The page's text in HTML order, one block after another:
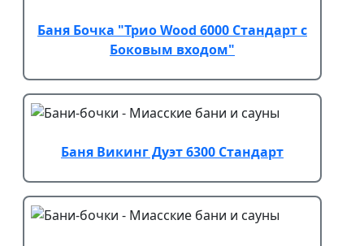
Баня Бочка "Трио Wood 6000 Стандарт с
Боковым входом"
Баня Викинг Дуэт 6300 Стандарт